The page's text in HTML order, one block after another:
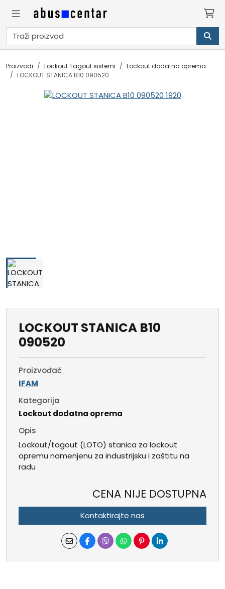
Proizvodi Lockout Tagout sistemi
Lockout dodatna oprema
LOCKOUT STANICA B10 090520
LOCKOUT STANICA B10
090520
Proizvođač
IFAM
Kategorija
Lockout dodatna oprema
Opis
Lockout/tagout (LOTO) stanica za lockout
opremu namenjenu za industrijsku i zaštitu na
radu
CENA NIJE DOSTUPNA
Kontaktirajte nas